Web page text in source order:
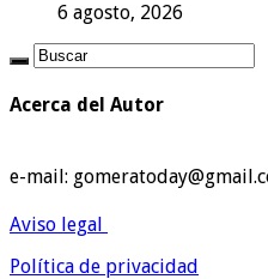
6 agosto, 2026
Acerca del Autor
e-mail:
Aviso legal
Política de privacidad